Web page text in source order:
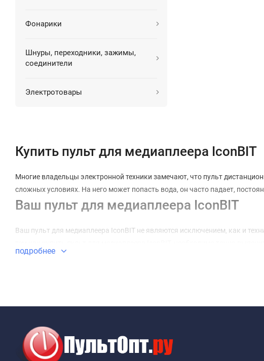
Фонарики
Шнуры, переходники, зажимы,
соединители
Электротовары
Купить пульт для медиаплеера IconBIT
Многие владельцы электронной техники замечают, что пульт
сложных условиях. На него может попасть вода, он часто падает,
Ваш пульт для медиаплеера IconBIT
Ваш пульт для медиаплеера IconBIT не являются исключением, как и
Ошибившись в выборе, вы получите просто красивое устройство,
Выбрать и купить пульт для
подробнее